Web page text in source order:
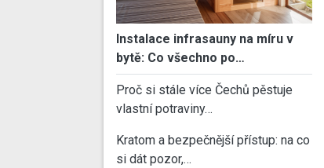
Instalace infrasauny na míru v
bytě: Co všechno po…
Proč si stále více Čechů pěstuje
vlastní potraviny…
Kratom a bezpečnější přístup: na co
si dát pozor,…